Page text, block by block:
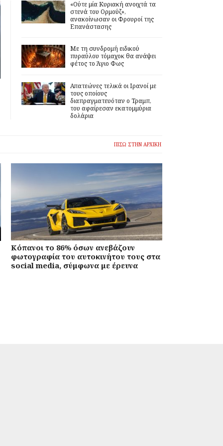
«Ούτε μία Κυριακή ανοιχτά τα
στενά του Ορμούζ»,
ανακοίνωσαν οι Φρουροί της
Επανάστασης
Με τη συνδρομή ειδικού
πυραύλου τόμαχοκ θα ανάψει
φέτος το Άγιο Φως
Απατεώνες τελικά οι Ιρανοί με
τους οποίους
διαπραγματευόταν ο Τραμπ,
του αφαίρεσαν εκατομμύρια
δολάρια
ΠΙΣΩ ΣΤΗΝ ΑΡΧΙΚΗ
Κόπανοι το 86% όσων ανεβάζουν
φωτογραφία του αυτοκινήτου τους στα
social media, σύμφωνα με έρευνα